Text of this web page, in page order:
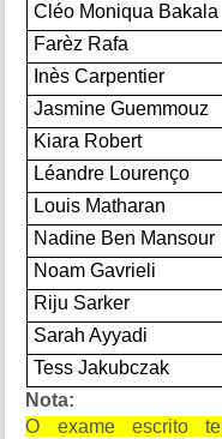
Cléo Moniqua Bakala
Farèz Rafa
Inès Carpentier
Jasmine Guemmouz
Kiara Robert
Léandre Lourenço
Louis Matharan
Nadine Ben Mansour
Noam Gavrieli
Riju Sarker
Sarah Ayyadi
Tess Jakubczak
Nota:
O exame escrito